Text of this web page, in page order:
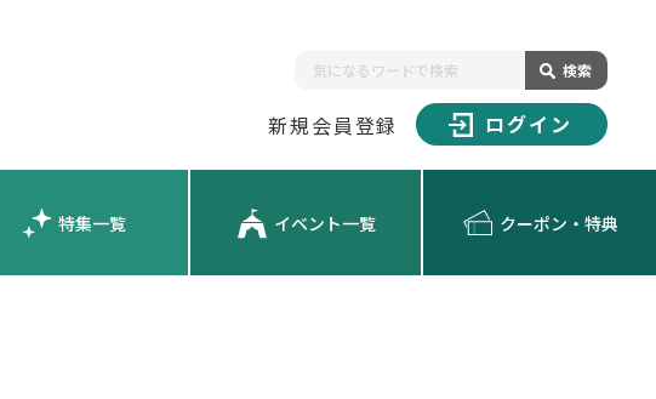
検索
新規会員登録 ログイン
特集一覧 イベント一覧 クーポン・特典